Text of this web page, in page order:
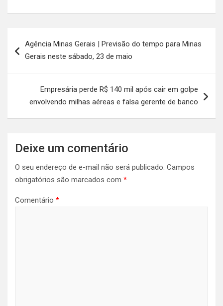
de
Agência Minas Gerais | Previsão do tempo para Minas
Gerais neste sábado, 23 de maio
Empresária perde R$ 140 mil após cair em golpe
envolvendo milhas aéreas e falsa gerente de banco
Deixe um comentário
O seu endereço de e-mail não será publicado. Campos
obrigatórios são marcados com *
Comentário *